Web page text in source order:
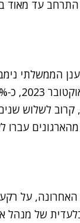
הממשלתי
קרוב לשלוש
הנתון הוא בין 50% ל-70%, תלוי את מי שואלים. אמנם, עדיין לא
וביתר שאת בשנה
של